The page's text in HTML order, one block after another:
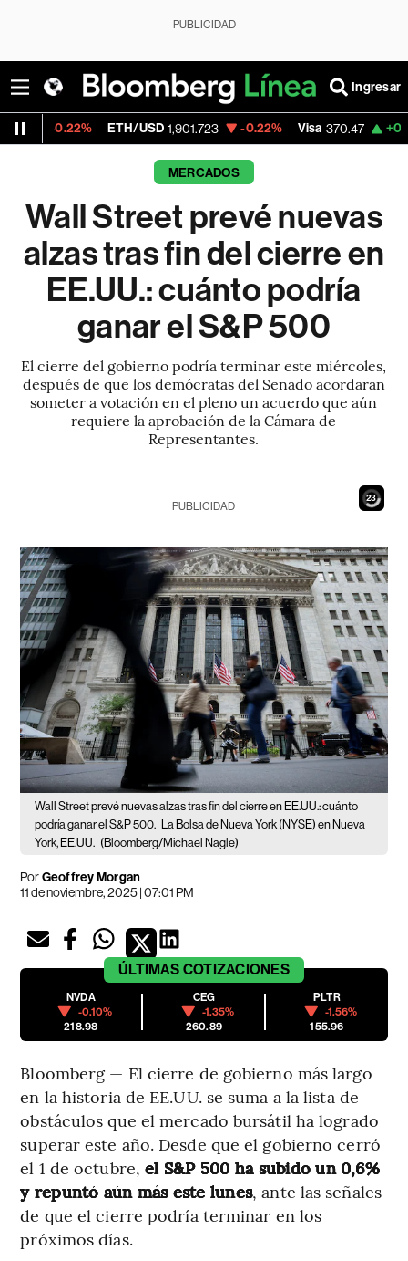
PUBLICIDAD
Ingresar
ETH/USD 1,901.723 -0.22% Visa 370.47 +0.52%
MERCADOS
Wall Street prevé nuevas
alzas tras fin del cierre en
EE.UU.: cuánto podría
ganar el S&P 500
El cierre del gobierno podría terminar este miércoles,
después de que los demócratas del Senado acordaran
someter a votación en el pleno un acuerdo que aún
requiere la aprobación de la Cámara de
Representantes.
21
PUBLICIDAD
Wall Street prevé nuevas alzas tras fin del cierre en EE.UU.: cuánto
podría ganar el S&P 500.
La Bolsa de Nueva York (NYSE) en Nueva
York, EE.UU. (Bloomberg/Michael Nagle)
PorGeoffrey Morgan
11 de noviembre, 2025 | 07:01 PM
ÚLTIMAS COTIZACIONES
NVDA
-0.10%
218.98
CEG
-1.35%
260.89
PLTR
-1.56%
155.96
Bloomberg — El cierre de gobierno más largo
en la historia de EE.UU. se suma a la lista de
obstáculos que el mercado bursátil ha logrado
superar este año. Desde que el gobierno cerró
el 1 de octubre, el S&P 500 ha subido un 0,6%
y repuntó aún más este lunes, ante las señales
de que el cierre podría terminar en los
próximos días.